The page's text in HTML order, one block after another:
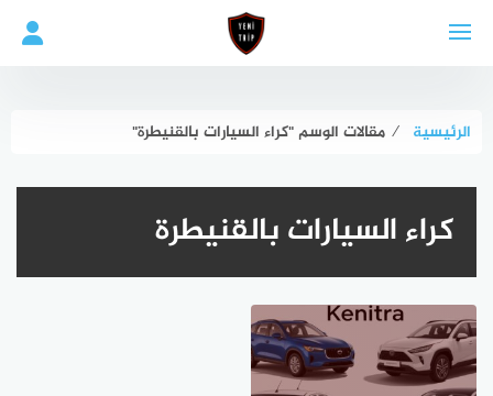
الرئيسية ⁄ مقالات الوسم "كراء السيارات بالقنيطرة"
كراء السيارات بالقنيطرة